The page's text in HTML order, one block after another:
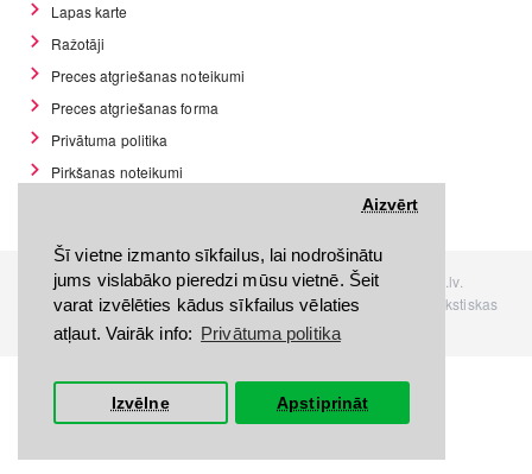
Šī vietne izmanto sīkfailus, lai nodrošinātu
jums vislabāko pieredzi mūsu vietnē. Šeit
varat izvēlēties kādus sīkfailus vēlaties
atļaut. Vairāk info: Privātuma politika
Aizvērt
Izvēlne Apstiprināt
Lapas karte
Ražotāji
Preces atgriešanas noteikumi
Preces atgriešanas forma
Privātuma politika
Pirkšanas noteikumi
Visas tiesības rezervētas. Interneta veikals www.Discomania.lv.
Jebkuras Discomania.lv informācijas pārpublicēšana, bez rakstiskas
atļaujas, stingri aizliegta.